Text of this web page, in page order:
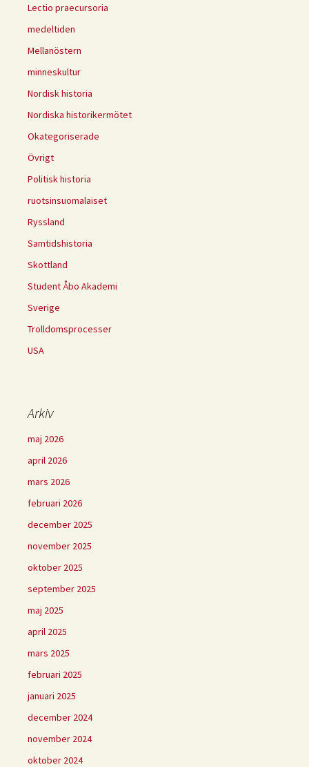
Lectio praecursoria
medeltiden
Mellanöstern
minneskultur
Nordisk historia
Nordiska historikermötet
Okategoriserade
Övrigt
Politisk historia
ruotsinsuomalaiset
Ryssland
Samtidshistoria
Skottland
Student Åbo Akademi
Sverige
Trolldomsprocesser
USA
Arkiv
maj 2026
april 2026
mars 2026
februari 2026
december 2025
november 2025
oktober 2025
september 2025
maj 2025
april 2025
mars 2025
februari 2025
januari 2025
december 2024
november 2024
oktober 2024